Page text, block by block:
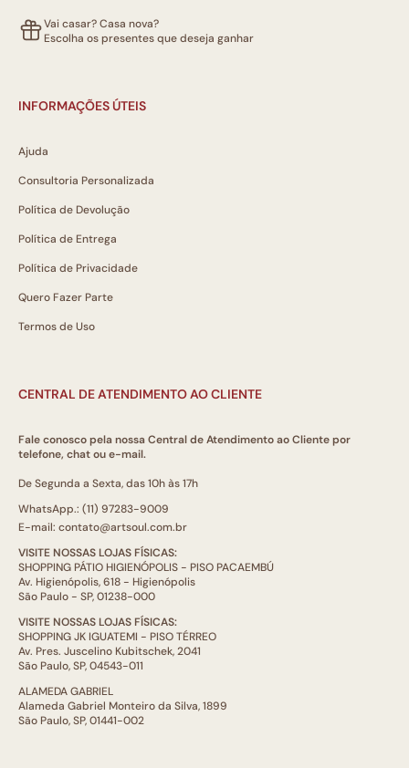
Vai casar? Casa nova?
Escolha os presentes que deseja ganhar
INFORMAÇÕES ÚTEIS
Ajuda
Consultoria Personalizada
Política de Devolução
Política de Entrega
Política de Privacidade
Quero Fazer Parte
Termos de Uso
CENTRAL DE ATENDIMENTO AO CLIENTE
Fale conosco pela nossa Central de Atendimento ao Cliente por
telefone, chat ou e-mail.
De Segunda a Sexta, das 10h às 17h
WhatsApp.: (11) 97283-9009
E-mail: contato@artsoul.com.br
VISITE NOSSAS LOJAS FÍSICAS:
SHOPPING PÁTIO HIGIENÓPOLIS - PISO PACAEMBÚ
Av. Higienópolis, 618 - Higienópolis
São Paulo - SP, 01238-000
VISITE NOSSAS LOJAS FÍSICAS:
SHOPPING JK IGUATEMI - PISO TÉRREO
Av. Pres. Juscelino Kubitschek, 2041
São Paulo, SP, 04543-011
ALAMEDA GABRIEL
Alameda Gabriel Monteiro da Silva, 1899
São Paulo, SP, 01441-002